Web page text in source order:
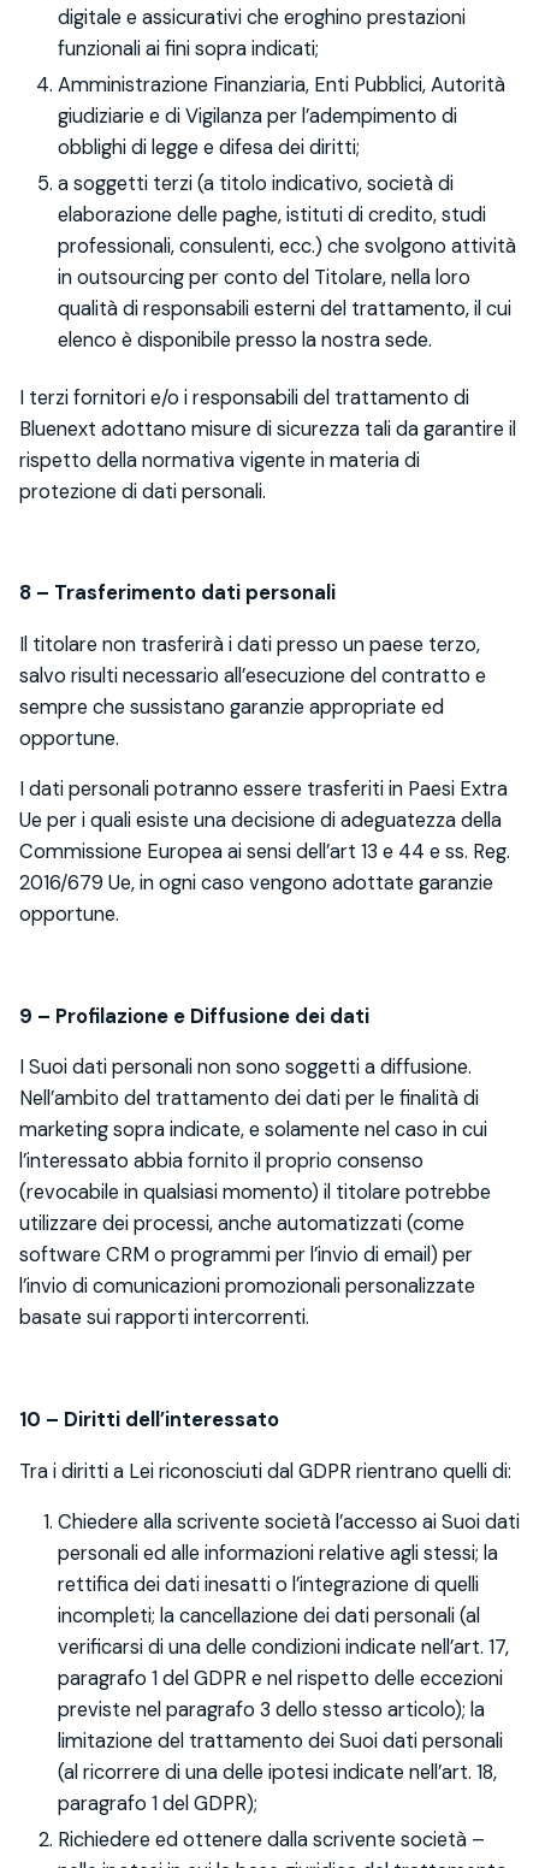
digitale e assicurativi che eroghino prestazioni
funzionali ai fini sopra indicati;
Amministrazione Finanziaria, Enti Pubblici, Autorità
giudiziarie e di Vigilanza per l’adempimento di
obblighi di legge e difesa dei diritti;
a soggetti terzi (a titolo indicativo, società di
elaborazione delle paghe, istituti di credito, studi
professionali, consulenti, ecc.) che svolgono attività
in outsourcing per conto del Titolare, nella loro
qualità di responsabili esterni del trattamento, il cui
elenco è disponibile presso la nostra sede.
I terzi fornitori e/o i responsabili del trattamento di
Bluenext adottano misure di sicurezza tali da garantire il
rispetto della normativa vigente in materia di
protezione di dati personali.
8 – Trasferimento dati personali
Il titolare non trasferirà i dati presso un paese terzo,
salvo risulti necessario all’esecuzione del contratto e
sempre che sussistano garanzie appropriate ed
opportune.
I dati personali potranno essere trasferiti in Paesi Extra
Ue per i quali esiste una decisione di adeguatezza della
Commissione Europea ai sensi dell’art 13 e 44 e ss. Reg.
2016/679 Ue, in ogni caso vengono adottate garanzie
opportune.
9 – Profilazione e Diffusione dei dati
I Suoi dati personali non sono soggetti a diffusione.
Nell’ambito del trattamento dei dati per le finalità di
marketing sopra indicate, e solamente nel caso in cui
l’interessato abbia fornito il proprio consenso
(revocabile in qualsiasi momento) il titolare potrebbe
utilizzare dei processi, anche automatizzati (come
software CRM o programmi per l’invio di email) per
l’invio di comunicazioni promozionali personalizzate
basate sui rapporti intercorrenti.
10 – Diritti dell’interessato
Tra i diritti a Lei riconosciuti dal GDPR rientrano quelli di:
Chiedere alla scrivente società l’accesso ai Suoi dati
personali ed alle informazioni relative agli stessi; la
rettifica dei dati inesatti o l’integrazione di quelli
incompleti; la cancellazione dei dati personali (al
verificarsi di una delle condizioni indicate nell’art. 17,
paragrafo 1 del GDPR e nel rispetto delle eccezioni
previste nel paragrafo 3 dello stesso articolo); la
limitazione del trattamento dei Suoi dati personali
(al ricorrere di una delle ipotesi indicate nell’art. 18,
paragrafo 1 del GDPR);
Richiedere ed ottenere dalla scrivente società –